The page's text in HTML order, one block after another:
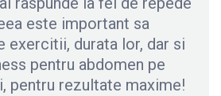
este important sa
exercitii, durata lor, dar si
pentru abdomen pe
pentru rezultate maxime!